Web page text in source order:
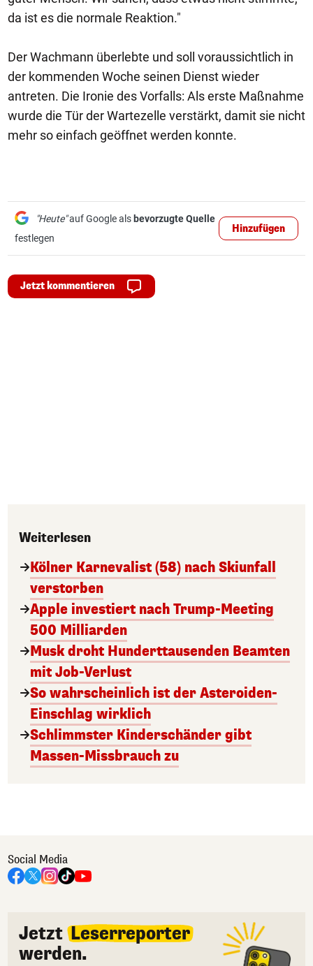
da ist es die normale Reaktion."
Der Wachmann überlebte und soll voraussichtlich in
der kommenden Woche seinen Dienst wieder
antreten. Die Ironie des Vorfalls: Als erste Maßnahme
wurde die Tür der Wartezelle verstärkt, damit sie nicht
mehr so einfach geöffnet werden konnte.
"Heute"auf Google als bevorzugte Quelle
festlegen
Hinzufügen
Jetzt kommentieren
Weiterlesen
Kölner Karnevalist (58) nach Skiunfall
verstorben
Apple investiert nach Trump-Meeting
500 Milliarden
Musk droht Hunderttausenden Beamten
mit Job-Verlust
So wahrscheinlich ist der Asteroiden-
Einschlag wirklich
Schlimmster Kinderschänder gibt
Massen-Missbrauch zu
Social Media
Jetzt Leserreporter
werden.